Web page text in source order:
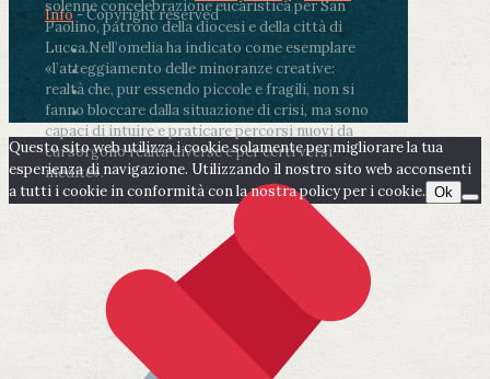
solenne concelebrazione eucaristica per San
Paolino, patrono della diocesi e della città di
Lucca.Nell’omelia ha indicato come esemplare
«l’atteggiamento delle minoranze creative:
realtà che, pur essendo piccole e fragili, non si
fanno bloccare dalla situazione di crisi, ma sono
capaci di intuire e praticare percorsi nuovi da
cui sorgono realtà diverse e per certi versi
inedite».
Info- Copyright reserved
Questo sito web utilizza i cookie solamente per migliorare la tua
esperienza di navigazione. Utilizzando il nostro sito web acconsenti
a tutti i cookie in conformità con la nostra policy per i cookie. Ok